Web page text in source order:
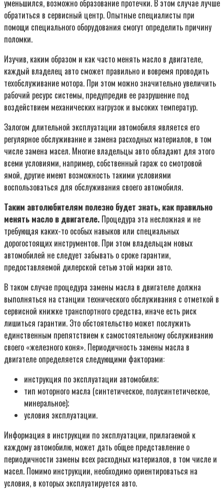
уменьшился, возможно образование протечки. В этом случае лучше
обратиться в сервисный центр. Опытные специалисты при
помощи специального оборудования смогут определить причину
поломки.
Изучив, каким образом и как часто менять масло в двигателе,
каждый владелец авто сможет правильно и вовремя проводить
техобслуживание мотора. При этом можно значительно увеличить
рабочий ресурс системы, предупредив ее разрушение под
воздействием механических нагрузок и высоких температур.
Залогом длительной эксплуатации автомобиля является его
регулярное обслуживание и замена расходных материалов, в том
числе замена масел. Многие владельцы авто обладают для этого
всеми условиями, например, собственный гараж со смотровой
ямой, другие имеют возможность такими условиями
воспользоваться для обслуживания своего автомобиля.
Таким автолюбителям полезно будет знать, как правильно
менять масло в двигателе. Процедура эта несложная и не
требующая каких-то особых навыков или специальных
дорогостоящих инструментов. При этом владельцам новых
автомобилей не следует забывать о сроке гарантии,
предоставляемой дилерской сетью этой марки авто.
В таком случае процедура замены масла в двигателе должна
выполняться на станции технического обслуживания с отметкой в
сервисной книжке транспортного средства, иначе есть риск
лишиться гарантии. Это обстоятельство может послужить
единственным препятствием к самостоятельному обслуживанию
своего «железного коня». Периодичность замены масла в
двигателе определяется следующими факторами:
инструкция по эксплуатации автомобиля;
тип моторного масла (синтетическое, полусинтетическое,
минеральное);
условия эксплуатации.
Информация в инструкции по эксплуатации, прилагаемой к
каждому автомобилю, может дать общее представление о
периодичности замены всех расходных материалов, в том числе и
масел. Помимо инструкции, необходимо ориентироваться на
условия, в которых эксплуатируется авто.